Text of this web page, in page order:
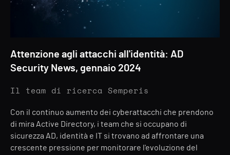
Attenzione agli attacchi all'identità: AD
Security News, gennaio 2024
Il team di ricerca Semperis
Con il continuo aumento dei cyberattacchi che prendono
di mira Active Directory, i team che si occupano di
sicurezza AD, identità e IT si trovano ad affrontare una
crescente pressione per monitorare l'evoluzione del